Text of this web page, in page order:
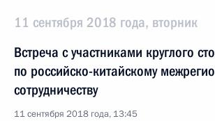
11 сентября 2018 года, вторник
Встреча с участниками круглого
по российско-китайскому
сотрудничеству
11 сентября 2018 года, 13:45